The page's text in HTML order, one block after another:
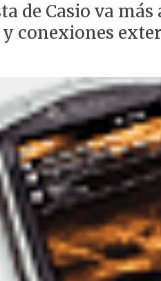
de Casio va
conexiones